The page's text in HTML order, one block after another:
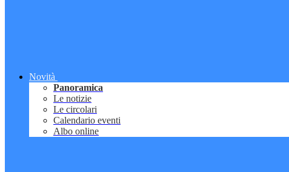
Novità
Panoramica
Le notizie
Le circolari
Calendario eventi
Albo online